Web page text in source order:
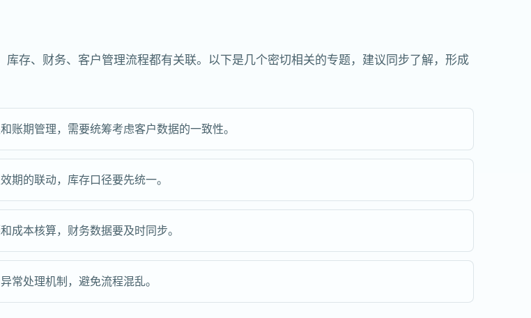
存、财务、客户管理流程都有关联。以下是几个密切相关的专题，建议同步了解，形成
期管理，需要统筹考虑客户数据的一致性。
的联动，库存口径要先统一。
本核算，财务数据要及时同步。
处理机制，避免流程混乱。